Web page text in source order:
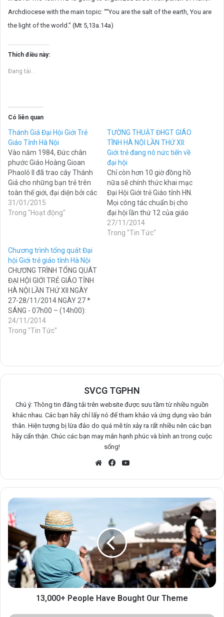
Archdiocese with the main topic: ““You are the salt of the earth, You are
the light of the world.” (Mt 5,13a.14a)
Thích điều này:
Đang tải...
Có liên quan
Thánh Giá Đại Hội Giới Trẻ
Giáo Tỉnh Hà Nội
Vào năm 1984, Đức chân
phước Giáo Hoàng Gioan
Phaolô II đã trao cây Thánh
Giá cho những bạn trẻ trên
toàn thế giới, đại diện bởi các
bạn trẻ đến từ Trung tâm
Giới trẻ Quốc tế Thánh
31/01/2015
Trong "Hoạt động"
TƯỜNG THUẬT ĐHGT GIÁO
TÌNH HÀ NỘI LẦN THỨ XII:
Giới trẻ đang nô nức tiến về
đại hội
Chỉ còn hơn 10 giờ đồng hồ
nữa sẽ chính thức khai mạc
Đại Hội Giới trẻ Giáo tỉnh HN.
Mọi công tác chuẩn bị cho
đại hội lần thứ 12 của giáo
phận đăng cai đang gấp rút
hoàn thành. Dưới đây là một
27/11/2014
Trong "Tin Tức"
Chương trình tổng quát Đại
hội Giới trẻ giáo tỉnh Hà Nội
CHƯƠNG TRÌNH TỔNG QUÁT
ĐẠI HỘI GIỚI TRẺ GIÁO TỈNH
HÀ NỘI LẦN THỨ XII NGÀY
27-28/11/2014 NGÀY 27 *
SÁNG - 07h00 – (14h00):
Đón tiếp và hướng dẫn các
phái đoàn về dự Đại hội -
24/11/2014
Trong "Tin Tức"
SVCG TGPHN
Chú ý: Thông tin đăng tải trên website được sưu tầm từ nhiều nguồn
khác nhau. Các bạn hãy chỉ lấy nó để tham khảo và ứng dụng vào bản
thân. Hiện tượng bị lừa đảo do quá mê tín xảy ra rất nhiều nên các bạn
hãy cẩn thận. Chúc các bạn may mắn hạnh phúc và bình an trong cuộc
sống!
WebsiteFacebook
13,000+ People Have Bought Our Theme